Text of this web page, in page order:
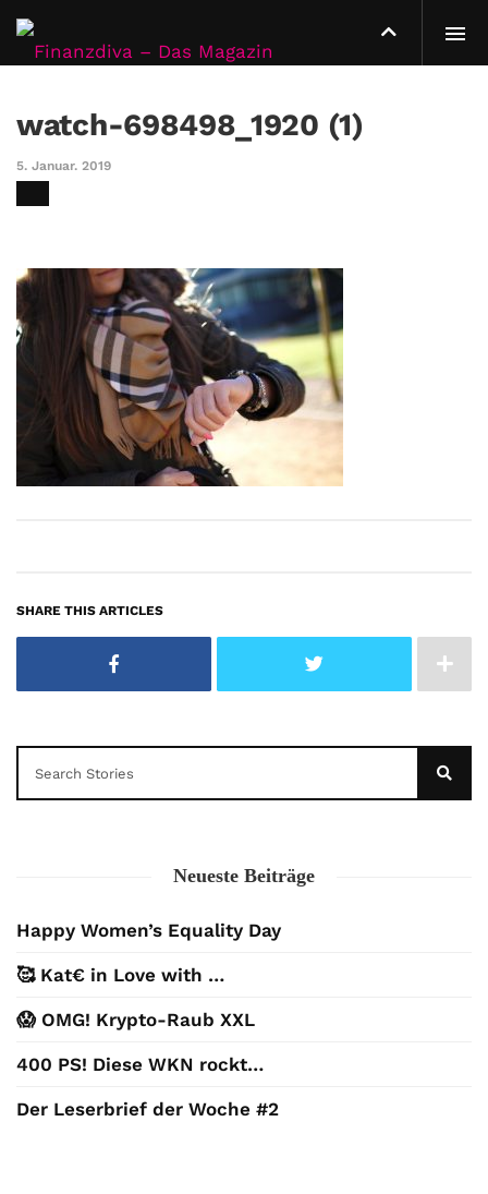
watch-698498_1920 (1)
5. Januar. 2019
SHARE THIS ARTICLES
Neueste Beiträge
Happy Women’s Equality Day
🥰 Kat€ in Love with …
😱 OMG! Krypto-Raub XXL
400 PS! Diese WKN rockt…
Der Leserbrief der Woche #2